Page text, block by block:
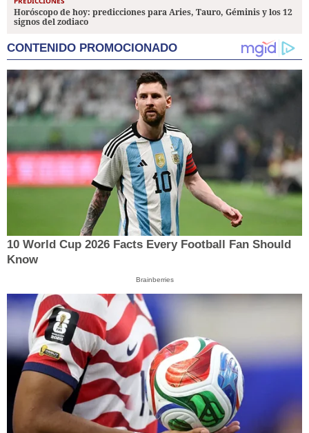
Horóscopo de hoy: predicciones para Aries, Tauro, Géminis y los 12
signos del zodiaco
CONTENIDO PROMOCIONADO
10 World Cup 2026 Facts Every Football Fan Should
Know
Brainberries